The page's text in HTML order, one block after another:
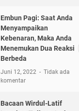
Embun Pagi: Saat Anda
Menyampaikan
Kebenaran, Maka Anda
Menemukan Dua Reaksi
Berbeda
Juni 12, 2022
Tidak ada
komentar
Bacaan Wirdul-Latif